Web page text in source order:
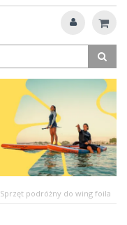
Sprzęt podróżny do wing foila